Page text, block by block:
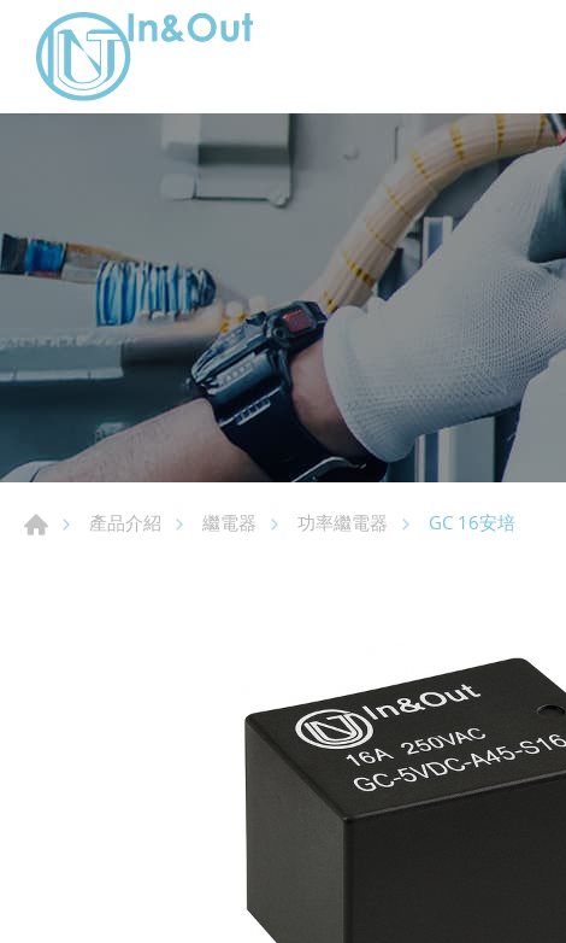
產品介紹 繼電器 功率繼電器 GC 16安培